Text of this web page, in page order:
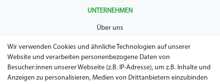
UNTERNEHMEN
Über uns
AGB
Datenschutz
Impressum
Wir verwenden Cookies und ähnliche Technologien auf unserer
Website und verarbeiten personenbezogene Daten von
Besucher:innen unserer Webseite (z.B. IP-Adresse), um z.B. Inhalte und
Anzeigen zu personalisieren, Medien von Drittanbietern einzubinden